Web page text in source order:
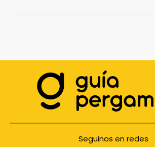
Seguinos en redes